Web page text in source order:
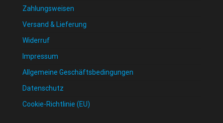
Zahlungsweisen
Versand & Lieferung
Widerruf
Impressum
Allgemeine Geschäftsbedingungen
Datenschutz
Cookie-Richtlinie (EU)